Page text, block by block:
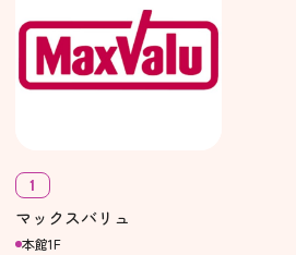
1
マックスバリュ
本館1F